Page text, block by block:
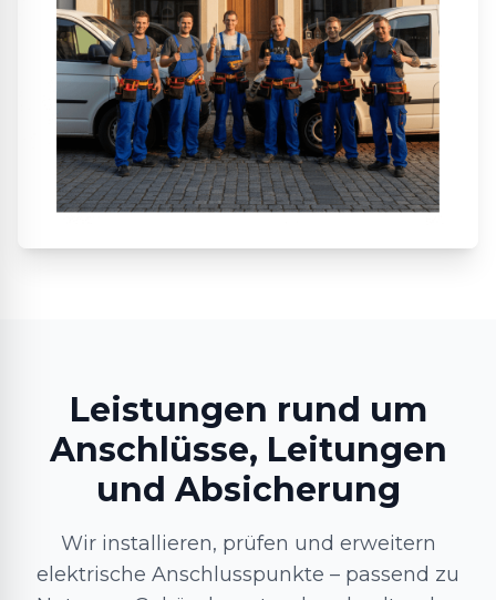
Leistungen rund um
Anschlüsse, Leitungen
und Absicherung
Wir installieren, prüfen und erweitern
elektrische Anschlusspunkte – passend zu